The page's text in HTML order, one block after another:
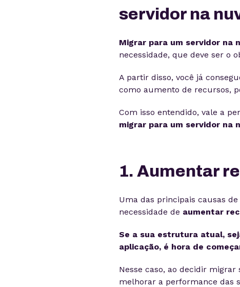
servidor na
Migrar para um servidor na
necessidade, que deve ser o
A partir disso, você já
como aumento de recursos,
Com isso entendido, vale a
migrar para um servidor na
1. Aumentar
Uma das principais causas
necessidade de aumentar
Se a sua estrutura atual,
aplicação, é hora de
Nesse caso, ao decidir
melhorar a performance das